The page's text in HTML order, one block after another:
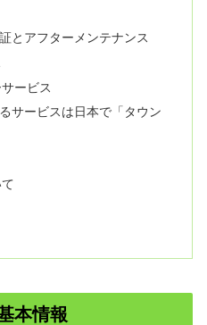
とアフターメンテナンス
ービス
サービスは日本で「タウン
本情報